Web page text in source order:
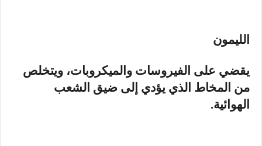
الليمون
يقضي على الفيروسات والميكروبات، ويتخلص
من المخاط الذي يؤدي إلى ضيق الشعب
الهوائية.